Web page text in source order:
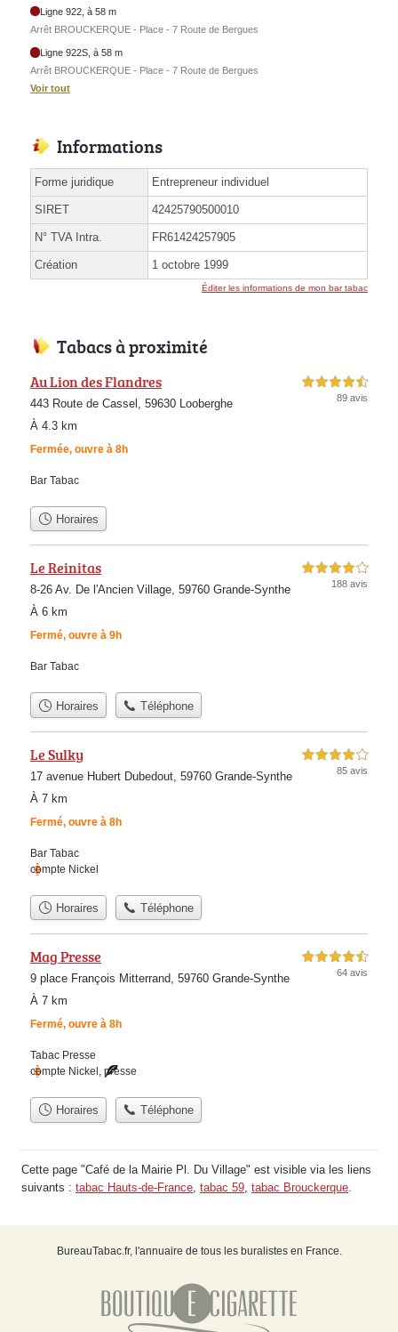
Ligne 922, à 58 m
Arrêt BROUCKERQUE - Place - 7 Route de Bergues
Ligne 922S, à 58 m
Arrêt BROUCKERQUE - Place - 7 Route de Bergues
Voir tout
Informations
Forme juridique Entrepreneur individuel
SIRET 42425790500010
N° TVA Intra. FR61424257905
Création 1 octobre 1999
Éditer les informations de mon bar tabac
Tabacs à proximité
Au Lion des Flandres
443 Route de Cassel, 59630 Looberghe
À 4.3 km
Fermée, ouvre à 8h
4,5 étoiles sur 5
89 avis
Bar Tabac
Horaires
Le Reinitas
8-26 Av. De l'Ancien Village, 59760 Grande-Synthe
À 6 km
Fermé, ouvre à 9h
4,0 étoiles sur 5
188 avis
Bar Tabac
Horaires Téléphone
Le Sulky
17 avenue Hubert Dubedout, 59760 Grande-Synthe
À 7 km
Fermé, ouvre à 8h
4,0 étoiles sur 5
85 avis
Bar Tabac
compte Nickel
Horaires Téléphone
Mag Presse
9 place François Mitterrand, 59760 Grande-Synthe
À 7 km
Fermé, ouvre à 8h
4,5 étoiles sur 5
64 avis
Tabac Presse
compte Nickel , presse
Horaires Téléphone
Cette page "Café de la Mairie Pl. Du Village" est visible via les liens
suivants : tabac Hauts-de-France tabac 59 tabac Brouckerque
BureauTabac.fr, l'annuaire de tous les buralistes en France.